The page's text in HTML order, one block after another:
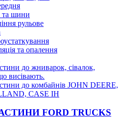
та шини
рульове
та опалення
до жниварок, сівалок,
висівають.
до комбайнів JOHN DEERE,
CASE IH
FORD TRUCKS